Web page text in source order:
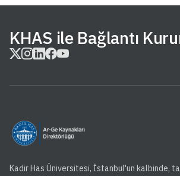
KHAS ile Bağlantı
Kadir Has Üniversitesi, İstanbul'un kalbinde,